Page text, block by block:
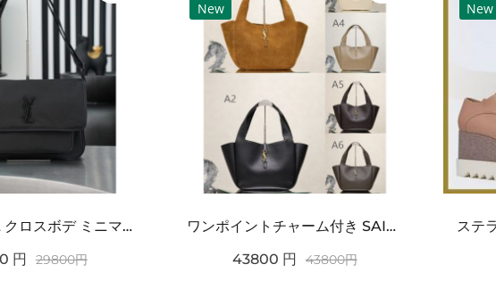
2026SS YSL クロスボデ ミニマルフラップショルダー SAINT LAURENT サンロ...
円 29800円
New
ワンポイントチャーム付き SAINT LAURENT サンローラン コピー バッグ シンプルラグ...
43800 円 43800円
New